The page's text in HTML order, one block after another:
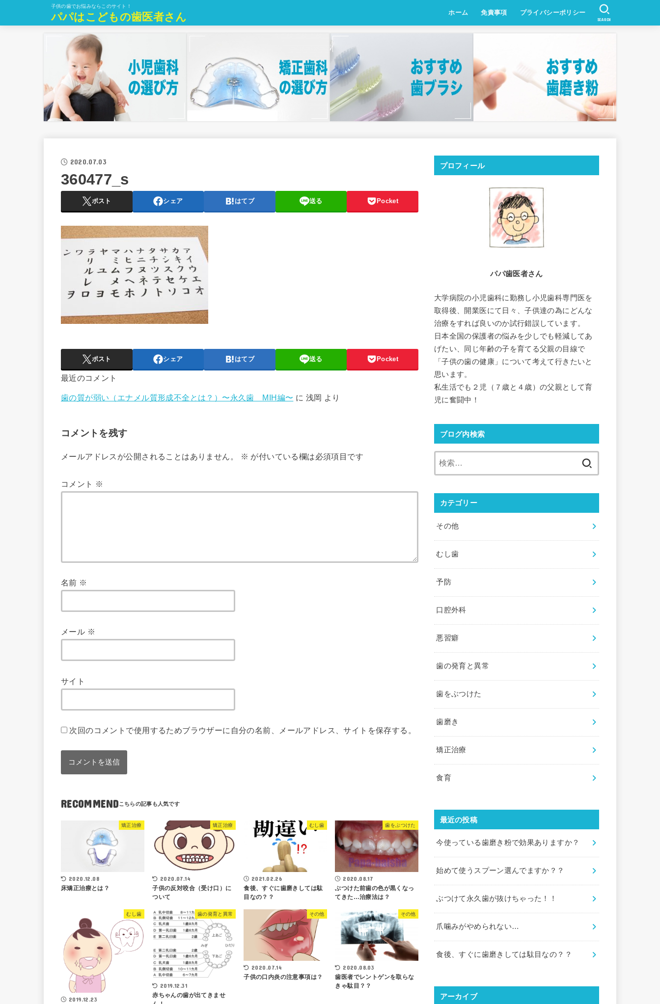
子供の歯でお悩みならこのサイト！
パパはこどもの歯医者さん ホーム 免責事項 プライバシーポリシー
SEARCH
2020.07.03
360477_s
ポスト シェア はてブ 送る Pocket
ポスト シェア はてブ 送る Pocket
最近のコメント
歯の質が弱い（エナメル質形成不全とは？）〜永久歯 MIH編〜 に 浅岡 より
コメントを残す
メールアドレスが公開されることはありません。 ※ が付いている欄は必須項目です
コメント ※
名前 ※
メール ※
サイト
次回のコメントで使用するためブラウザーに自分の名前、メールアドレス、サイトを保存する。
RECOMMEND
矯正治療
2020.12.08
床矯正治療とは？
矯正治療
2020.07.14
子供の反対咬合（受け口）に
ついて
むし歯
2021.02.26
食後、すぐに歯磨きしては駄
目なの？？
歯をぶつけた
2020.08.17
ぶつけた前歯の色が黒くなっ
てきた…治療法は？
むし歯
2019.12.23
歯の発育と異常
2019.12.31
赤ちゃんの歯が出てきませ
その他
2020.07.14
子供の口内炎の注意事項は？
その他
2020.08.03
歯医者でレントゲンを取らな
きゃ駄目？？
プロフィール
パパ歯医者さん
大学病院の小児歯科に勤務し小児歯科専門医を
取得後、開業医にて日々、子供達の為にどんな
治療をすれば良いのか試行錯誤しています。
日本全国の保護者の悩みを少しでも軽減してあ
げたい、同じ年齢の子を育てる父親の目線で
「子供の歯の健康」について考えて行きたいと
思います。
私生活でも２児（７歳と４歳）の父親として育
児に奮闘中！
ブログ内検索
カテゴリー
その他
むし歯
予防
口腔外科
悪習癖
歯の発育と異常
歯をぶつけた
歯磨き
矯正治療
食育
最近の投稿
今使っている歯磨き粉で効果ありますか？
始めて使うスプーン選んでますか？？
ぶつけて永久歯が抜けちゃった！！
爪噛みがやめられない…
食後、すぐに歯磨きしては駄目なの？？
アーカイブ